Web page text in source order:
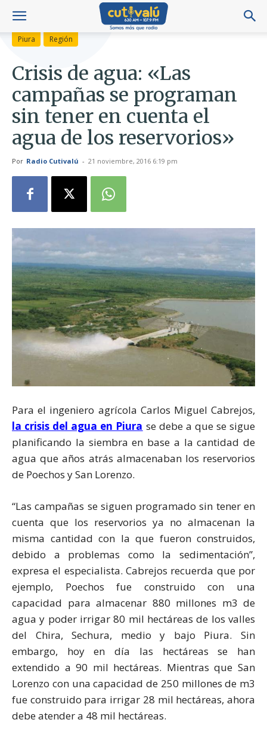
Piura Región
Crisis de agua: «Las
campañas se programan
sin tener en cuenta el
agua de los reservorios»
Por Radio Cutivalú - 21 noviembre, 2016 6:19 pm
Para el ingeniero agrícola Carlos Miguel Cabrejos,
la crisis del agua en Piura se debe a que se sigue
planificando la siembra en base a la cantidad de
agua que años atrás almacenaban los reservorios
de Poechos y San Lorenzo.
“Las campañas se siguen programado sin tener en
cuenta que los reservorios ya no almacenan la
misma cantidad con la que fueron construidos,
debido a problemas como la sedimentación”,
expresa el especialista. Cabrejos recuerda que por
ejemplo, Poechos fue construido con una
capacidad para almacenar 880 millones m3 de
agua y poder irrigar 80 mil hectáreas de los valles
del Chira, Sechura, medio y bajo Piura. Sin
embargo, hoy en día las hectáreas se han
extendido a 90 mil hectáreas. Mientras que San
Lorenzo con una capacidad de 250 millones de m3
fue construido para irrigar 28 mil hectáreas, ahora
debe atender a 48 mil hectáreas.